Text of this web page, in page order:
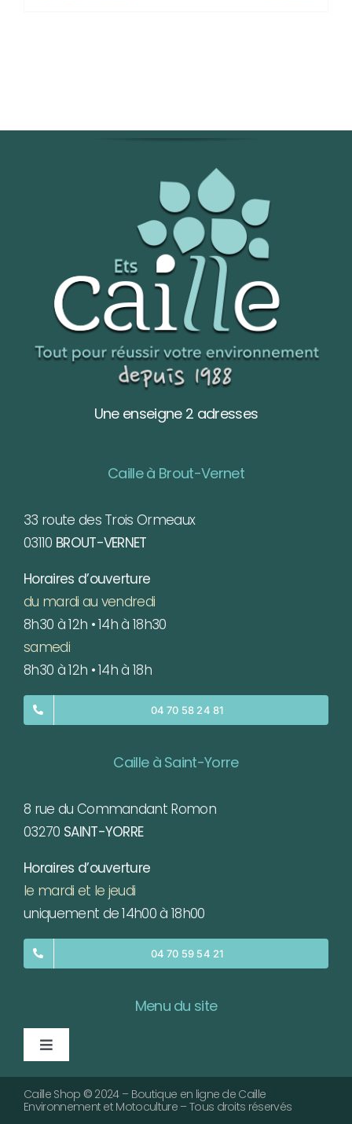
Une enseigne 2 adresses
Caille à Brout-Vernet
33 route des Trois Ormeaux
03110 BROUT-VERNET
Horaires d’ouverture
du mardi au vendredi
8h30 à 12h • 14h à 18h30
samedi
8h30 à 12h • 14h à 18h
04 70 58 24 81
Caille à Saint-Yorre
8 rue du Commandant Romon
03270 SAINT-YORRE
Horaires d’ouverture
le mardi et le jeudi
uniquement de 14h00 à 18h00
04 70 59 54 21
Menu du site
Toggle
Navigation
Caille qui sommes-nous ?
Caille Shop © 2024 – Boutique en ligne de Caille
Environnement et Motoculture – Tous droits réservés